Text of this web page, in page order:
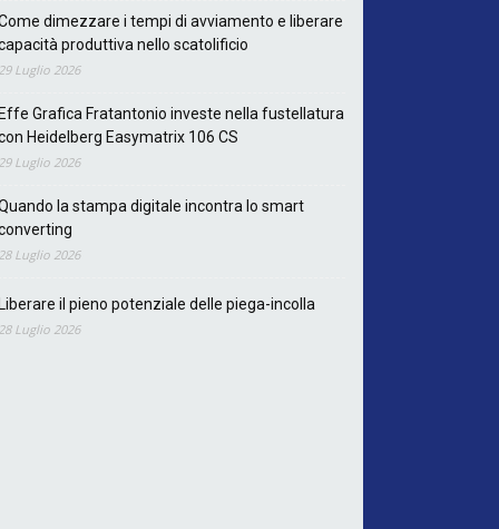
dimezzare i tempi di avviamento e liberare
produttiva nello scatolificio
Luglio 2026
Grafica Fratantonio investe nella fustellatura
Heidelberg Easymatrix 106 CS
Luglio 2026
la stampa digitale incontra lo smart
Luglio 2026
il pieno potenziale delle piega-incolla
Luglio 2026